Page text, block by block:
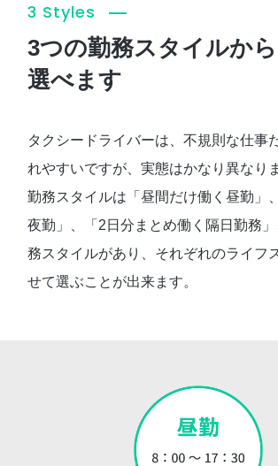
3 Styles
3つの勤務スタイルから
選べます
タクシードライバーは、不規則な仕事
れやすいですが、実態はかなり異なり
勤務スタイルは「昼間だけ働く昼勤」
夜勤」、「2日分まとめ働く隔日勤務
務スタイルがあり、それぞれのライフ
せて選ぶことが出来ます。